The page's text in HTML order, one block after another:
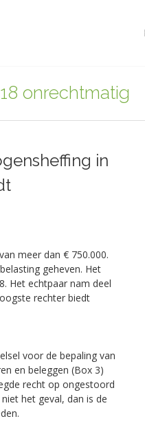
onrechtmatig
in
meer dan € 750.000.
geheven. Het
Het echtpaar nam deel
rechter biedt
voor de bepaling van
en beleggen (Box 3)
recht op ongestoord
het geval, dan is de